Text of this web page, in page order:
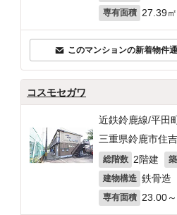
専有面積 27.39㎡
このマンションの新着物件
コスモセガワ
近鉄鈴鹿線/平田
三重県鈴鹿市住
総階数 2階建
建物構造 鉄骨造
専有面積 23.00